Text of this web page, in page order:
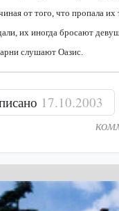
от того, что пропала их
их иногда бросают
слушают Оазис.
17.10.2003